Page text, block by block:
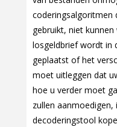
coderingsalgoritmen
gebruikt, niet
losgeldbrief wordt in
geplaatst of het
moet uitleggen dat
hoe u verder moet
zullen aanmoedigen,
decoderingstool